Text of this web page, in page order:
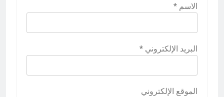
الاسم *
البريد الإلكتروني *
الموقع الإلكتروني